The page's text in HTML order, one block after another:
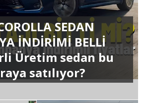
SEDAN
İNDİRİMİ BELLİ
Üretim sedan bu
satılıyor?